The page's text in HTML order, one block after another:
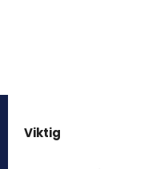
Viktig